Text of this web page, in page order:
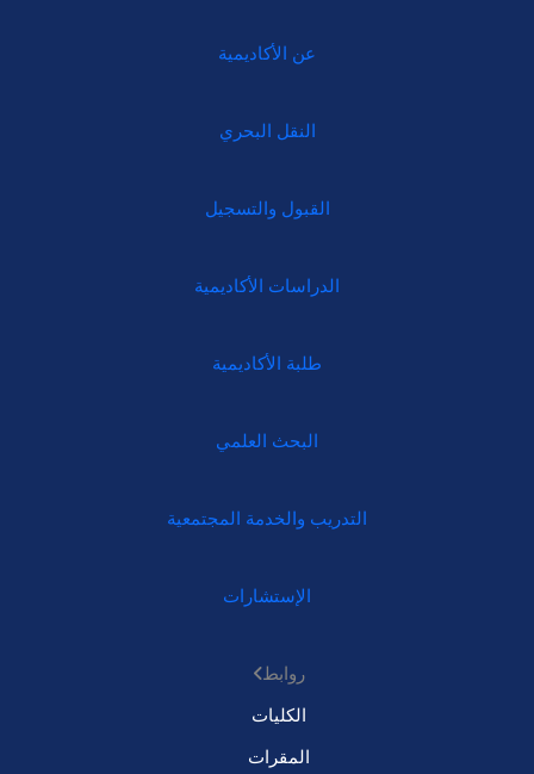
عن الأكاديمية
النقل البحري
القبول والتسجيل
الدراسات الأكاديمية
طلبة الأكاديمية
البحث العلمي
التدريب والخدمة المجتمعية
الإستشارات
روابط
الكليات
المقرات